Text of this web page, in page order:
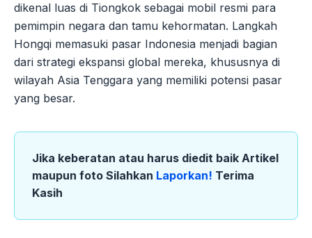
dikenal luas di Tiongkok sebagai mobil resmi para
pemimpin negara dan tamu kehormatan. Langkah
Hongqi memasuki pasar Indonesia menjadi bagian
dari strategi ekspansi global mereka, khususnya di
wilayah Asia Tenggara yang memiliki potensi pasar
yang besar.
Jika keberatan atau harus diedit baik Artikel
maupun foto Silahkan Laporkan! Terima
Kasih